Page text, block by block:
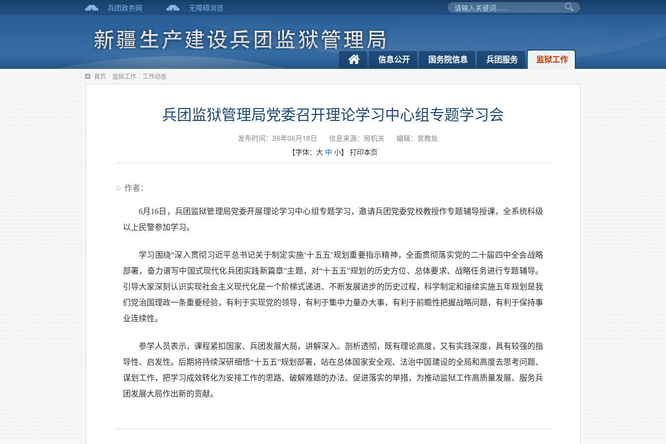
兵团政务网 无障碍浏览
信息公开 国务院信息 兵团服务 监狱工作
首页 / 监狱工作 / 工作动态
兵团监狱管理局党委召开理论学习中心组专题学习会
发布时间：26年06月18日 信息来源：局机关
编辑：宣教处
【字体： 大 中 小】 打印本页
作者：
6月16日，兵团监狱管理局党委开展理论学习中心组专题学习，邀请兵团党委党校教授作专题辅导授课，全系统科级
以上民警参加学习。
学习围绕“深入贯彻习近平总书记关于制定实施‘十五五’规划重要指示精神，全面贯彻落实党的二十届四中全会战略
部署，奋力谱写中国式现代化兵团实践新篇章”主题，对“十五五”规划的历史方位、总体要求、战略任务进行专题辅导。
引导大家深刻认识实现社会主义现代化是一个阶梯式递进、不断发展进步的历史过程，科学制定和接续实施五年规划是我
们党治国理政一条重要经验，有利于实现党的领导，有利于集中力量办大事，有利于前瞻性把握战略问题，有利于保持事
业连续性。
参学人员表示，课程紧扣国家、兵团发展大局，讲解深入、剖析透彻，既有理论高度，又有实践深度，具有较强的指
导性、启发性。后期将持续深研细悟“十五五”规划部署，站在总体国家安全观、法治中国建设的全局和高度去思考问题、
谋划工作，把学习成效转化为安排工作的思路、破解难题的办法、促进落实的举措，为推动监狱工作高质量发展、服务兵
团发展大局作出新的贡献。